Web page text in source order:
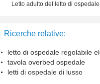
Letto adulto del letto di ospedale
Ricerche relative:
letto di ospedale regolabile
tavola overbed ospedale
letti di ospedale di lusso